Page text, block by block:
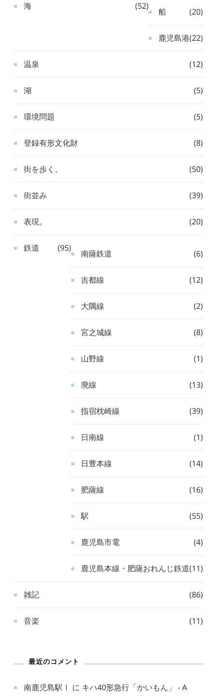
海 (52)
船 (20)
鹿児島港(22)
温泉 (12)
湖 (5)
環境問題 (5)
登録有形文化財 (8)
街を歩く。 (50)
街並み (39)
表現。 (20)
鉄道 (95)
南薩鉄道 (6)
吉都線 (12)
大隅線 (2)
宮之城線 (8)
山野線 (1)
廃線 (13)
指宿枕崎線 (39)
日南線 (1)
日豊本線 (14)
肥薩線 (16)
駅 (55)
鹿児島市電 (4)
鹿児島本線・肥薩おれんじ鉄道(11)
雑記 (86)
音楽 (11)
最近のコメント
南鹿児島駅Ⅰ に キハ40形急行「かいもん」 - A